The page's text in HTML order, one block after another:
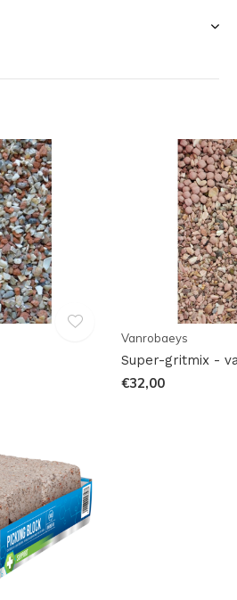
Vanrobaeys
Super-gritmix -
€32,00